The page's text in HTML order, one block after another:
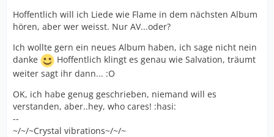
Hoffentlich will ich Liede wie Flame in dem nächsten Album
hören, aber wer weisst. Nur AV...oder?
Ich wollte gern ein neues Album haben, ich sage nicht nein
danke
Hoffentlich klingt es genau wie Salvation, träumt
weiter sagt ihr dann... :O
OK, ich habe genug geschrieben, niemand will es
verstanden, aber..hey, who cares! :hasi:
--
~/~/~Crystal vibrations~/~/~